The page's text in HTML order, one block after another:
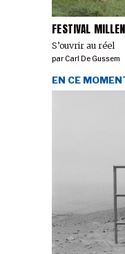
FESTIVAL
S’ouvrir au réel
parCarl De Gussem
EN CE